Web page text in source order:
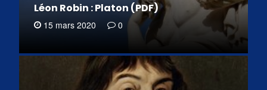
Léon Robin : Platon (PDF)
15 mars 2020 0